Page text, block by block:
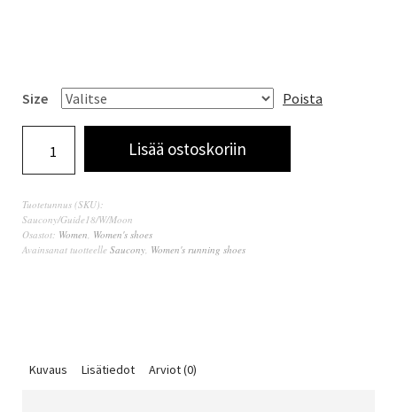
Size Poista
Lisää ostoskoriin
Tuotetunnus (SKU):
Saucony/Guide18/W/Moon
Osastot: Women Women's shoes
Avainsanat tuotteelle Saucony Women's running shoes
Kuvaus Lisätiedot Arviot (0)